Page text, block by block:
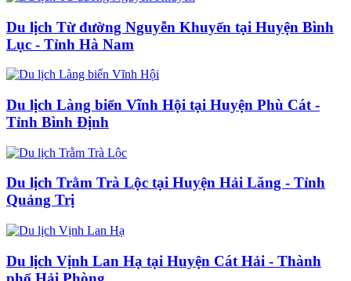
Du lịch Từ đường Nguyễn Khuyến tại Huyện Bình
Lục - Tỉnh Hà Nam
Du lịch Làng biển Vĩnh Hội tại Huyện Phù Cát -
Tỉnh Bình Định
Du lịch Trằm Trà Lộc tại Huyện Hải Lăng - Tỉnh
Quảng Trị
Du lịch Vịnh Lan Hạ tại Huyện Cát Hải - Thành